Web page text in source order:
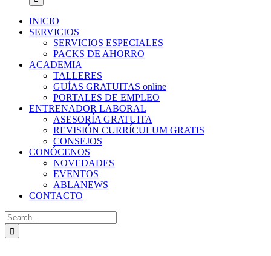
INICIO
SERVICIOS
SERVICIOS ESPECIALES
PACKS DE AHORRO
ACADEMIA
TALLERES
GUÍAS GRATUITAS online
PORTALES DE EMPLEO
ENTRENADOR LABORAL
ASESORÍA GRATUITA
REVISIÓN CURRÍCULUM GRATIS
CONSEJOS
CONÓCENOS
NOVEDADES
EVENTOS
ABLANEWS
CONTACTO
Search
for: